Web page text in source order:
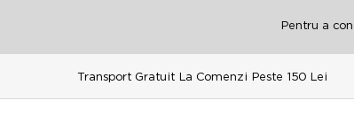
Pentru a
Transport Gratuit La Comenzi Peste 150 Lei